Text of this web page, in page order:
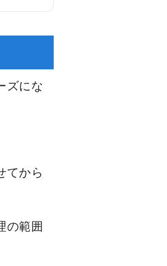
ズにな
てから
の範囲